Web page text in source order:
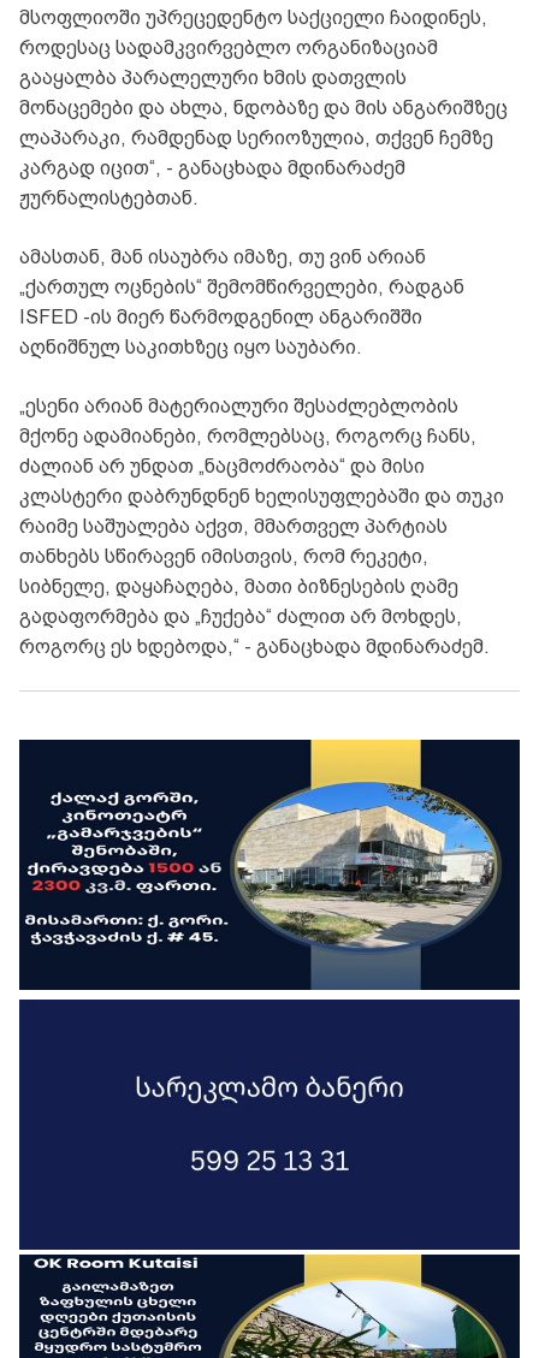
მსოფლიოში უპრეცედენტო საქციელი ჩაიდინეს,
როდესაც სადამკვირვებლო ორგანიზაციამ
გააყალბა პარალელური ხმის დათვლის
მონაცემები და ახლა, ნდობაზე და მის ანგარიშზეც
ლაპარაკი, რამდენად სერიოზულია, თქვენ ჩემზე
კარგად იცით“, - განაცხადა მდინარაძემ
ჟურნალისტებთან.
ამასთან, მან ისაუბრა იმაზე, თუ ვინ არიან
„ქართულ ოცნების“ შემომწირველები, რადგან
ISFED -ის მიერ წარმოდგენილ ანგარიშში
აღნიშნულ საკითხზეც იყო საუბარი.
„ესენი არიან მატერიალური შესაძლებლობის
მქონე ადამიანები, რომლებსაც, როგორც ჩანს,
ძალიან არ უნდათ „ნაცმოძრაობა“ და მისი
კლასტერი დაბრუნდნენ ხელისუფლებაში და თუკი
რაიმე საშუალება აქვთ, მმართველ პარტიას
თანხებს სწირავენ იმისთვის, რომ რეკეტი,
სიბნელე, დაყაჩაღება, მათი ბიზნესების ღამე
გადაფორმება და „ჩუქება“ ძალით არ მოხდეს,
როგორც ეს ხდებოდა,“ - განაცხადა მდინარაძემ.